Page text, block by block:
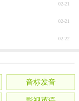
02-21
02-21
02-22
音标发音